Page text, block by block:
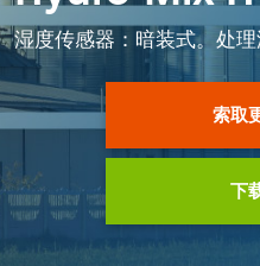
湿度传感器：暗装式。处理
索取
下